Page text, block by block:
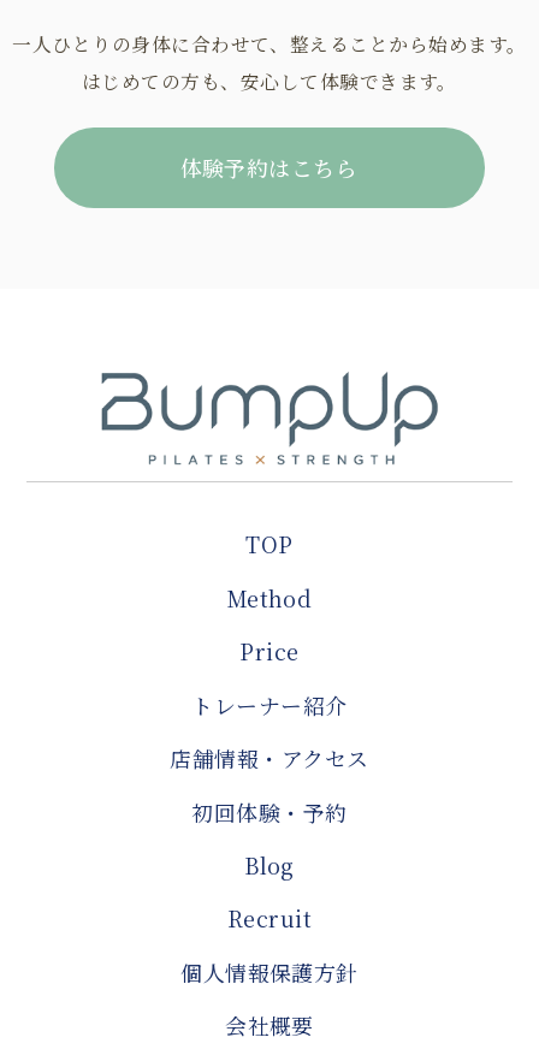
一人ひとりの身体に合わせて、整えることから始めます。
はじめての方も、安心して体験できます。
体験予約はこちら
TOP
Method
Price
トレーナー紹介
店舗情報・アクセス
初回体験・予約
Blog
Recruit
個人情報保護方針
会社概要